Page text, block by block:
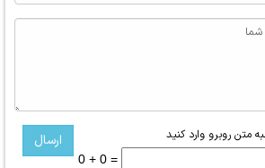
متن روبرو وارد کنید
0 + 0 =